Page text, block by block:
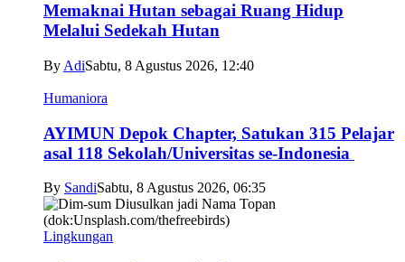
Memaknai Hutan sebagai Ruang Hidup
Melalui Sedekah Hutan
By AdiSabtu, 8 Agustus 2026, 12:40
Humaniora
AYIMUN Depok Chapter, Satukan 315 Pelajar
asal 118 Sekolah/Universitas se-Indonesia
By SandiSabtu, 8 Agustus 2026, 06:35
Lingkungan